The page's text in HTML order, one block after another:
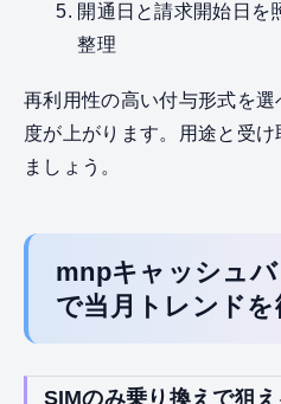
開通日と請求開始日を
整理
再利用性の高い付与形式を
度が上がります。用途と受
ましょう。
mnpキャッシュ
で当月トレンドを
SIMのみ乗り換えで狙